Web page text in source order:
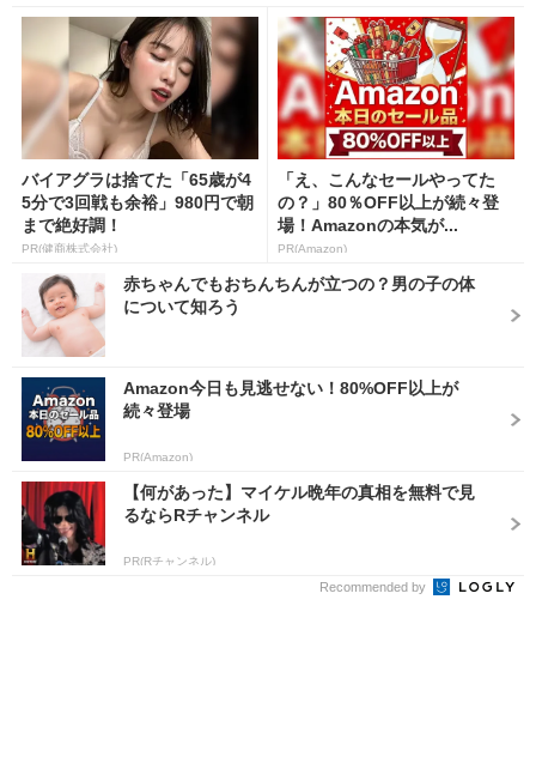
バイアグラは捨てた「65歳が4
5分で3回戦も余裕」980円で朝
まで絶好調！
PR(健商株式会社)
「え、こんなセールやってた
の？」80％OFF以上が続々登
場！Amazonの本気が...
PR(Amazon)
赤ちゃんでもおちんちんが立つの？男の子の体
について知ろう
Amazon今日も見逃せない！80%OFF以上が
続々登場
PR(Amazon)
【何があった】マイケル晩年の真相を無料で見
るならRチャンネル
PR(Rチャンネル)
Recommended by